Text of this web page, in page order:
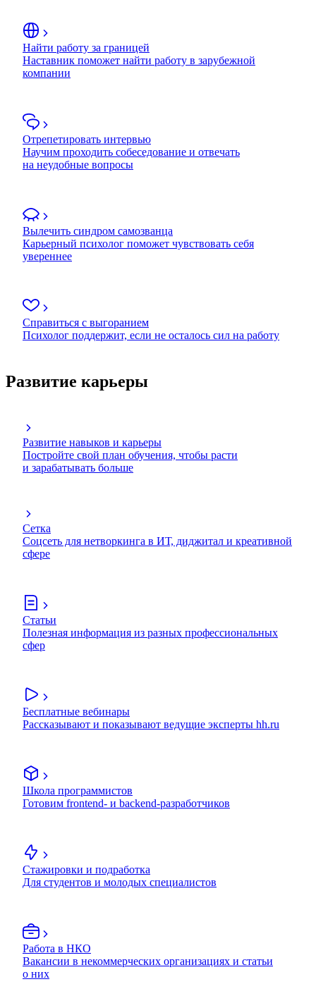
Найти работу за границей
Наставник поможет найти работу в зарубежной
компании
Отрепетировать интервью
Научим проходить собеседование и отвечать
на неудобные вопросы
Вылечить синдром самозванца
Карьерный психолог поможет чувствовать себя
увереннее
Справиться с выгоранием
Психолог поддержит, если не осталось сил на работу
Развитие карьеры
Развитие навыков и карьеры
Постройте свой план обучения, чтобы расти
и зарабатывать больше
Сетка
Соцсеть для нетворкинга в ИТ, диджитал и креативной
сфере
Статьи
Полезная информация из разных профессиональных
сфер
Бесплатные вебинары
Рассказывают и показывают ведущие эксперты hh.ru
Школа программистов
Готовим frontend- и backend-разработчиков
Стажировки и подработка
Для студентов и молодых специалистов
Работа в НКО
Вакансии в некоммерческих организациях и статьи
о них